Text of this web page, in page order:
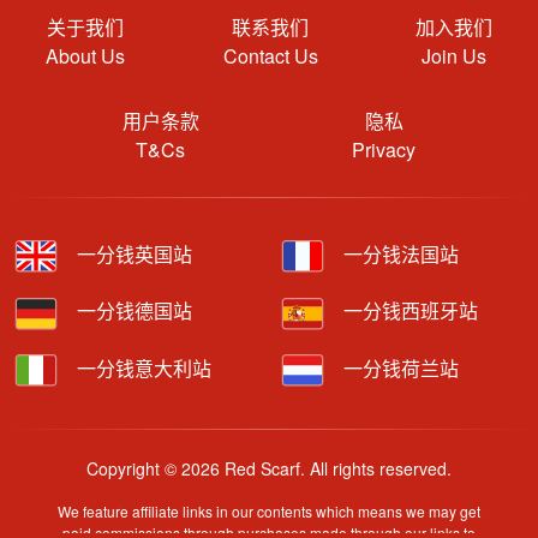
关于我们
About Us
联系我们
Contact Us
加入我们
Join Us
用户条款
T&Cs
隐私
Privacy
一分钱英国站 一分钱法国站
一分钱德国站 一分钱西班牙站
一分钱意大利站 一分钱荷兰站
Copyright © 2026 Red Scarf. All rights reserved.
We feature affiliate links in our contents which means we may get
paid commissions through purchases made through our links to